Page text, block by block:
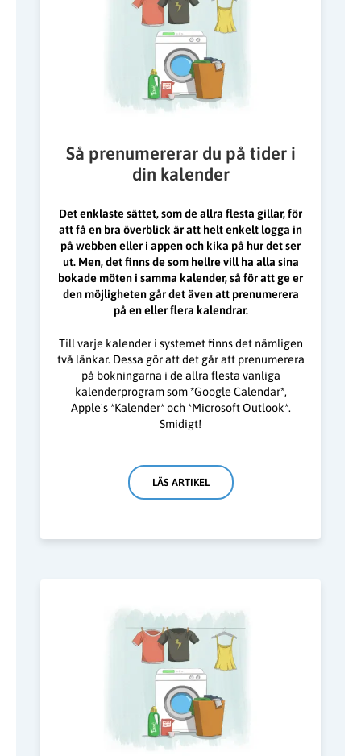
Så prenumererar du på tider i
din kalender
Det enklaste sättet, som de allra flesta gillar, för
att få en bra överblick är att helt enkelt logga in
på webben eller i appen och kika på hur det ser
ut. Men, det finns de som hellre vill ha alla sina
bokade möten i samma kalender, så för att ge er
den möjligheten går det även att prenumerera
på en eller flera kalendrar.
Till varje kalender i systemet finns det nämligen
två länkar. Dessa gör att det går att prenumerera
på bokningarna i de allra flesta vanliga
kalenderprogram som *Google Calendar*,
Apple's *Kalender* och *Microsoft Outlook*.
Smidigt!
LÄS ARTIKEL